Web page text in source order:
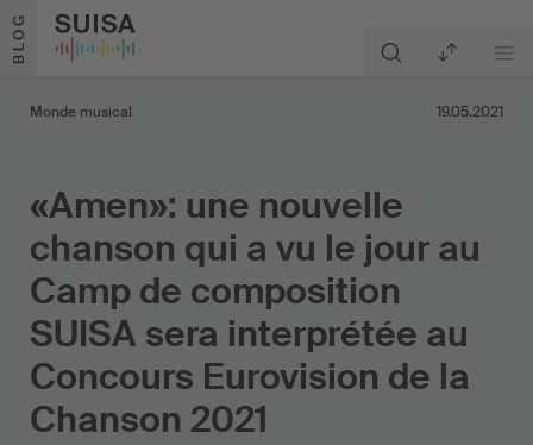
Aller au contenu
BLOG
Monde musical 19.05.2021
«Amen»: une nouvelle
chanson qui a vu le jour au
Camp de composition
SUISA sera interprétée au
Concours Eurovision de la
Chanson 2021